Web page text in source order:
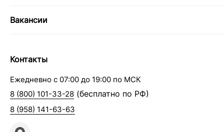
Вакансии
Контакты
Ежедневно с 07:00 до 19:00 по МСК
8 (800) 101-33-28 (бесплатно по РФ)
8 (958) 141-63-63